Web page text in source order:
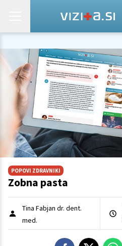
POPOVI ZDRAVNIKI
Zobna pasta
Tina Fabjan dr. dent.
med.